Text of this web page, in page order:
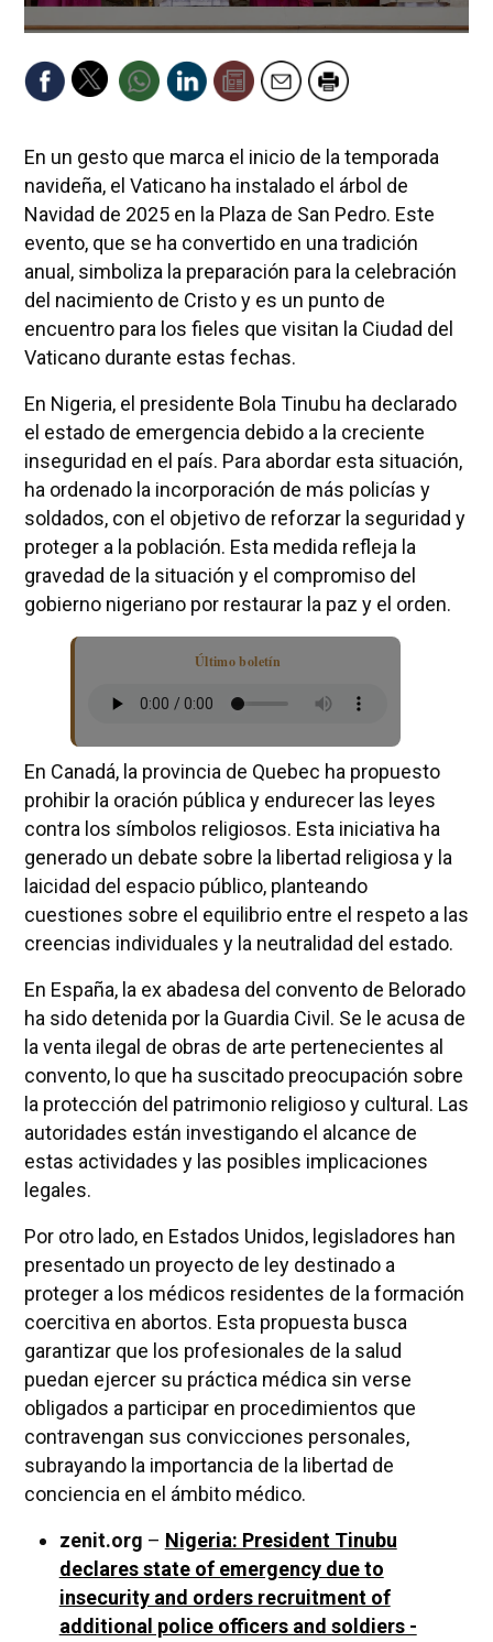
En un gesto que marca el inicio de la temporada
navideña, el Vaticano ha instalado el árbol de
Navidad de 2025 en la Plaza de San Pedro. Este
evento, que se ha convertido en una tradición
anual, simboliza la preparación para la celebración
del nacimiento de Cristo y es un punto de
encuentro para los fieles que visitan la Ciudad del
Vaticano durante estas fechas.
En Nigeria, el presidente Bola Tinubu ha declarado
el estado de emergencia debido a la creciente
inseguridad en el país. Para abordar esta situación,
ha ordenado la incorporación de más policías y
soldados, con el objetivo de reforzar la seguridad y
proteger a la población. Esta medida refleja la
gravedad de la situación y el compromiso del
gobierno nigeriano por restaurar la paz y el orden.
Último boletín
En Canadá, la provincia de Quebec ha propuesto
prohibir la oración pública y endurecer las leyes
contra los símbolos religiosos. Esta iniciativa ha
generado un debate sobre la libertad religiosa y la
laicidad del espacio público, planteando
cuestiones sobre el equilibrio entre el respeto a las
creencias individuales y la neutralidad del estado.
En España, la ex abadesa del convento de Belorado
ha sido detenida por la Guardia Civil. Se le acusa de
la venta ilegal de obras de arte pertenecientes al
convento, lo que ha suscitado preocupación sobre
la protección del patrimonio religioso y cultural. Las
autoridades están investigando el alcance de
estas actividades y las posibles implicaciones
legales.
Por otro lado, en Estados Unidos, legisladores han
presentado un proyecto de ley destinado a
proteger a los médicos residentes de la formación
coercitiva en abortos. Esta propuesta busca
garantizar que los profesionales de la salud
puedan ejercer su práctica médica sin verse
obligados a participar en procedimientos que
contravengan sus convicciones personales,
subrayando la importancia de la libertad de
conciencia en el ámbito médico.
zenit.org – Nigeria: President Tinubu
declares state of emergency due to
insecurity and orders recruitment of
additional police officers and soldiers -